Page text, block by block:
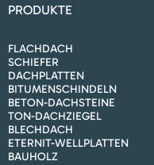
PRODUKTE
FLACHDACH
SCHIEFER
DACHPLATTEN
BITUMENSCHINDELN
BETON-DACHSTEINE
TON-DACHZIEGEL
BLECHDACH
ETERNIT-WELLPLATTEN
BAUHOLZ